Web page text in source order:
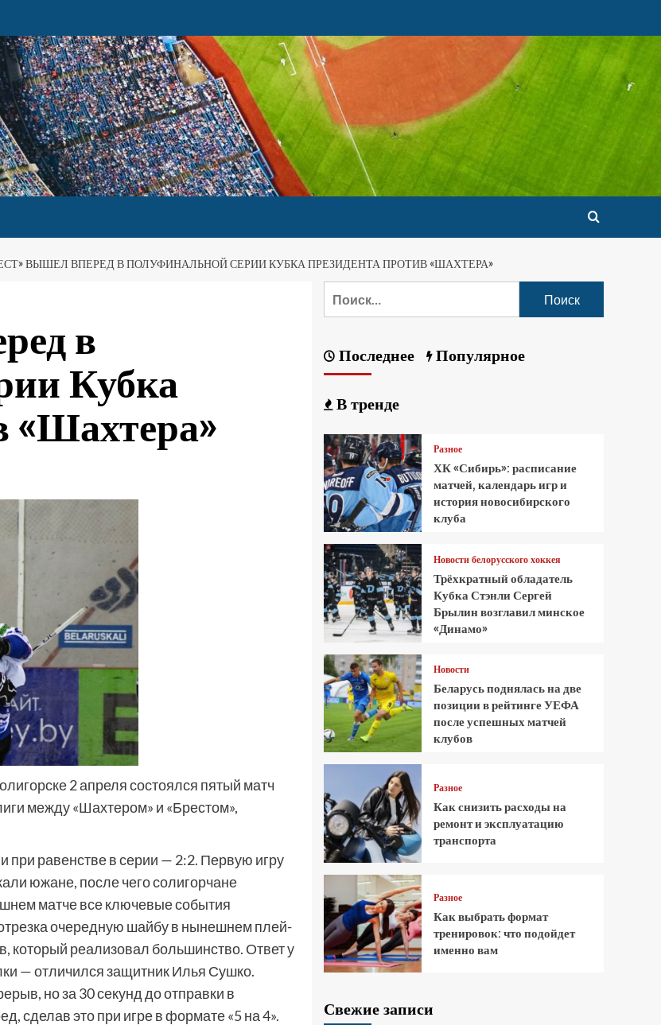
ВЫШЕЛ ВПЕРЕД В ПОЛУФИНАЛЬНОЙ СЕРИИ КУБКА ПРЕЗИДЕНТА ПРОТИВ «ШАХТЕРА»
в
Кубка
«Шахтера»
2 апреля состоялся пятый матч
между «Шахтером» и «Брестом»,
при равенстве в серии — 2:2. Первую игру
южане, после чего солигорчане
матче все ключевые события
очередную шайбу в нынешнем плей-
реализовал большинство. Ответ у
— отличился защитник Илья Сушко.
но за 30 секунд до отправки в
сделав это при игре в формате «5 на 4».
Последнее Популярное
В тренде
Разное
ХК «Сибирь»: расписание
матчей, календарь игр и
история новосибирского
клуба
Новости белорусского хоккея
Трёхкратный обладатель
Кубка Стэнли Сергей
Брылин возглавил минское
«Динамо»
Новости
Беларусь поднялась на две
позиции в рейтинге УЕФА
после успешных матчей
клубов
Разное
Как снизить расходы на
ремонт и эксплуатацию
транспорта
Разное
Как выбрать формат
тренировок: что подойдет
именно вам
Свежие записи